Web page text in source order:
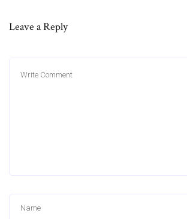
Leave a Reply